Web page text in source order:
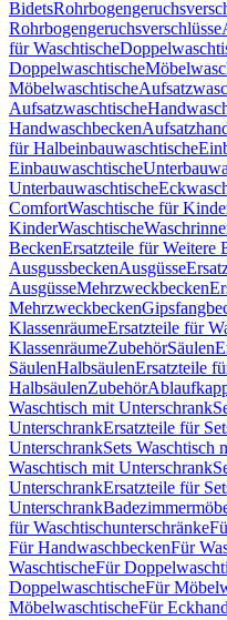
Bidets
Rohrbogengeruchsverschlüsse
für Waschtische
Doppelwaschtische
Möbelwaschtische
Aufsatzwaschtische
Handwaschbecken
für Halbeinbauwaschtische
Einbauwaschtische
Unterbauwaschtische
ComfortWaschtische für
KinderWaschtische
BeckenErsatzteile für Weitere
AusgussbeckenAusgüsse
AusgüsseMehrzweckbecken
Mehrzweckbecken
KlassenräumeErsatzteile für
KlassenräumeZubehörSäulen
SäulenHalbsäulenErsatzteile
HalbsäulenZubehör
Waschtisch mit Unterschrank
UnterschrankErsatzteile für
UnterschrankSets Waschtisch
Waschtisch mit Unterschrank
UnterschrankErsatzteile für
Unterschrank
für Waschtischunterschränke
Für HandwaschbeckenFür
WaschtischeFür
DoppelwaschtischeFür
MöbelwaschtischeFür